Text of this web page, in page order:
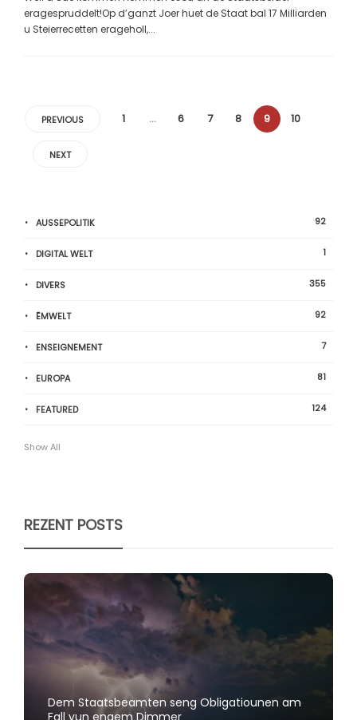
eragespruddelt!Op d’ganzt Joer huet de Staat bal 17 Milliarden
u Steierrecetten erageholl,...
PREVIOUS 1 … 6 7 8 9 10
NEXT
AUSSEPOLITIK 92
DIGITAL WELT 1
DIVERS 355
ËMWELT 92
ENSEIGNEMENT 7
EUROPA 81
FEATURED 124
Show All
REZENT POSTS
Dem Staatsbeamten seng Obligatiounen am
Fall vun engem Dimmer